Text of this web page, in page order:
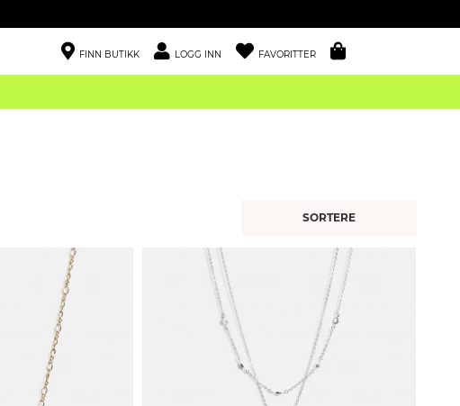
FINN BUTIKK LOGG INN FAVORITTER